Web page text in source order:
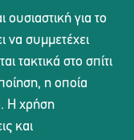
για το
να συμμετέχει
τακτικά στο σπίτι
η οποία
Η χρήση
και